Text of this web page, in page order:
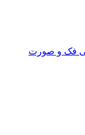
فک و صورت